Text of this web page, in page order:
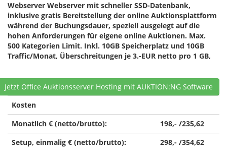
Webserver Webserver mit schneller SSD-Datenbank,
inklusive gratis Bereitstellung der online Auktionsplattform
während der Buchungsdauer, speziell ausgelegt auf die
hohen Anforderungen für eigene online Auktionen. Max.
500 Kategorien Limit. Inkl. 10GB Speicherplatz und 10GB
Traffic/Monat, Überschreitungen je 3.-EUR netto pro 1 GB,
Jetzt Office Auktionsserver Hosting mit AUKTION:NG Software
Kosten
Monatlich € (netto/brutto):
198,- /235,62
Setup, einmalig € (netto/brutto):
298,- /354,62